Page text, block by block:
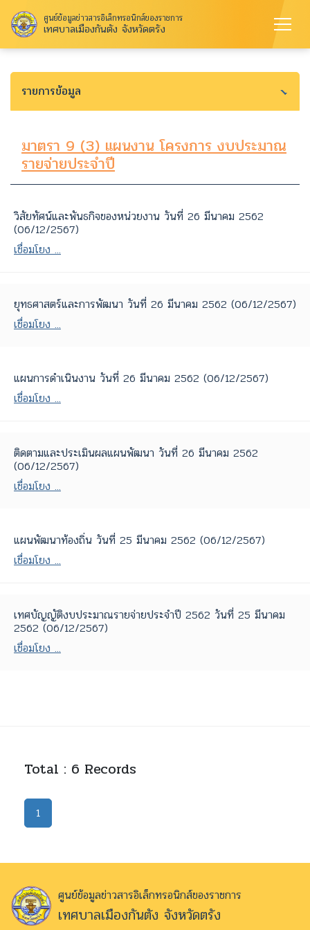
ศูนย์ข้อมูลข่าวสารอิเล็กทรอนิกส์ของราชการ
เทศบาลเมืองกันตัง จังหวัดตรัง
รายการข้อมูล
มาตรา 9 (3) แผนงาน โครงการ งบประมาณ
รายจ่ายประจำปี
วิสัยทัศน์และพันธกิจของหน่วยงาน วันที่ 26 มีนาคม 2562
(06/12/2567)
เชื่อมโยง ...
ยุทธศาสตร์และการพัฒนา วันที่ 26 มีนาคม 2562 (06/12/2567)
เชื่อมโยง ...
แผนการดำเนินงาน วันที่ 26 มีนาคม 2562 (06/12/2567)
เชื่อมโยง ...
ติดตามและประเมินผลแผนพัฒนา วันที่ 26 มีนาคม 2562
(06/12/2567)
เชื่อมโยง ...
แผนพัฒนาท้องถิ่น วันที่ 25 มีนาคม 2562 (06/12/2567)
เชื่อมโยง ...
เทศบัญญัติงบประมาณรายจ่ายประจำปี 2562 วันที่ 25 มีนาคม
2562 (06/12/2567)
เชื่อมโยง ...
Total : 6 Records
1
ศูนย์ข้อมูลข่าวสารอิเล็กทรอนิกส์ของราชการ
เทศบาลเมืองกันตัง จังหวัดตรัง